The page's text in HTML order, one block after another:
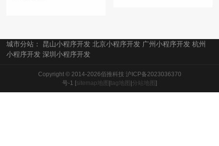
城市分站： 昆山小程序开发 北京小程序开发 广州小程序开发 杭州
小程序开发 深圳小程序开发
Copyright © 2014-2026佰推科技 沪ICP备2023036370
号-1 [sitemap地图 |tag地图 |分站地图 ]